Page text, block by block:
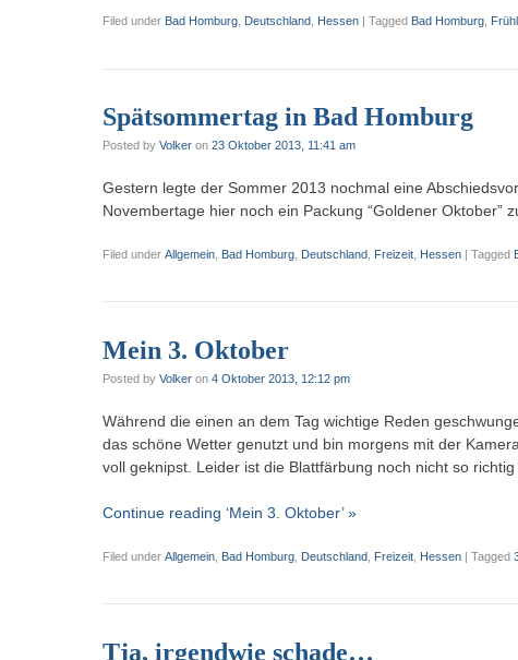
Filed under Bad Homburg Deutschland Hessen Tagged Bad Homburg
Spätsommertag in Bad Homburg
Posted by Volker on 23 Oktober 2013, 11:41 am
Gestern legte der Sommer 2013 nochmal eine
Novembertage hier noch ein Packung “Goldener Oktober”
Filed under Allgemein Bad Homburg Deutschland Freizeit Hessen | Tagged
Mein 3. Oktober
Posted by Volker on 4 Oktober 2013, 12:12 pm
Während die einen an dem Tag wichtige Reden
das schöne Wetter genutzt und bin morgens mit der
voll geknipst. Leider ist die Blattfärbung noch nicht so
Continue reading ‘Mein 3. Oktober’ »
Filed under Allgemein Bad Homburg Deutschland Freizeit Hessen | Tagged
Tja, irgendwie schade…